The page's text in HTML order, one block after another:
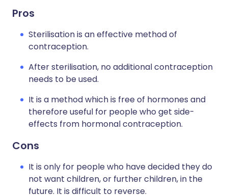
Pros
Sterilisation is an effective method of
contraception.
After sterilisation, no additional contraception
needs to be used.
It is a method which is free of hormones and
therefore useful for people who get side-
effects from hormonal contraception.
Cons
It is only for people who have decided they do
not want children, or further children, in the
future. It is difficult to reverse.